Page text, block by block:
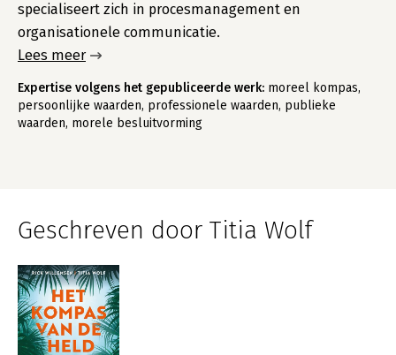
specialiseert zich in procesmanagement en
organisationele communicatie.
Lees meer
Expertise volgens het gepubliceerde werk: moreel kompas,
persoonlijke waarden, professionele waarden, publieke
waarden, morele besluitvorming
Geschreven door Titia Wolf